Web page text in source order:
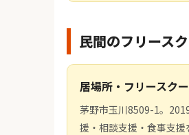
民間のフリース
居場所・フリースク
茅野市玉川8509-1。
援・相談支援・食事支援